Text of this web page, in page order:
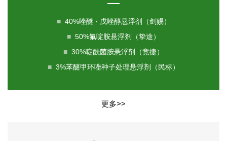
■ 40%唑醚 · 戊唑醇悬浮剂（剑赐）
■ 50%氟啶胺悬浮剂（挚途）
■ 30%啶酰菌胺悬浮剂（竞捷）
■ 3%苯醚甲环唑种子处理悬浮剂（民标）
更多>>